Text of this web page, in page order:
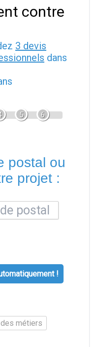
contre
3 devis
dans
5 6
postal ou
projet :
!
métiers